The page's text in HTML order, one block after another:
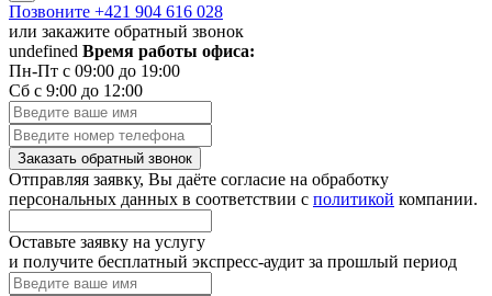
Позвоните +421 904 616 028
или закажите обратный звонок
undefined Время работы офиса:
Пн-Пт с 09:00 до 19:00
Сб с 9:00 до 12:00
Заказать обратный звонок
Отправляя заявку, Вы даёте согласие на обработку
персональных данных в соответствии с политикой компании.
Оставьте заявку на услугу
и получите бесплатный экспресс-аудит за прошлый период